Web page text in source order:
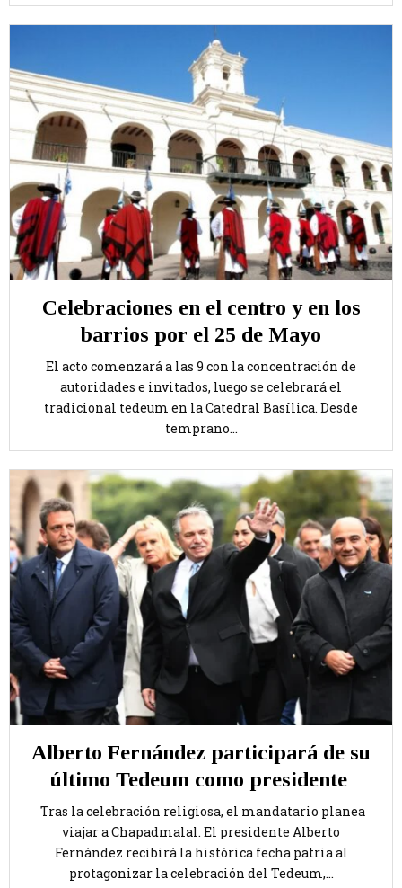
Celebraciones en el centro y en los
barrios por el 25 de Mayo
El acto comenzará a las 9 con la concentración de
autoridades e invitados, luego se celebrará el
tradicional tedeum en la Catedral Basílica. Desde
temprano...
Alberto Fernández participará de su
último Tedeum como presidente
Tras la celebración religiosa, el mandatario planea
viajar a Chapadmalal. El presidente Alberto
Fernández recibirá la histórica fecha patria al
protagonizar la celebración del Tedeum,...